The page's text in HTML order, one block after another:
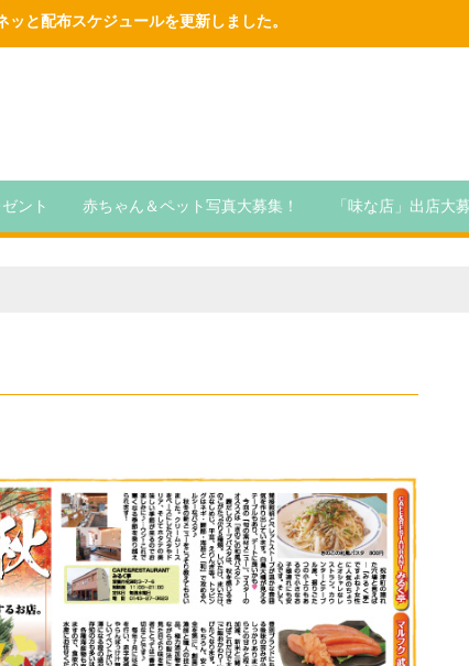
ッと配布スケジュールを更新しました。
ント 赤ちゃん＆ペット写真大募集！ 「味な店」出店大